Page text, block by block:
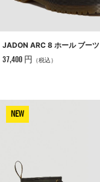
JADON ARC 8 ホール ブーツ
37,400 円 （税込）
NEW